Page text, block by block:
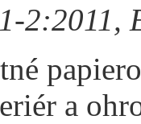
2:2011,
a